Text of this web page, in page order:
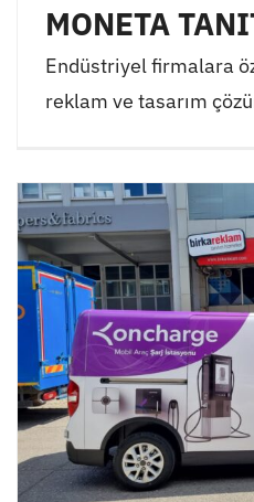
MONETA
Endüstriyel firmalara
reklam ve tasarım